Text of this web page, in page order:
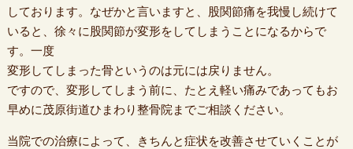
しております。なぜかと言いますと、股関節痛を我慢し続けて
いると、徐々に股関節が変形をしてしまうことになるからで
す。一度
変形してしまった骨というのは元には戻りません。
ですので、変形してしまう前に、たとえ軽い痛みであってもお
早めに茂原街道ひまわり整骨院までご相談ください。
当院での治療によって、きちんと症状を改善させていくことが